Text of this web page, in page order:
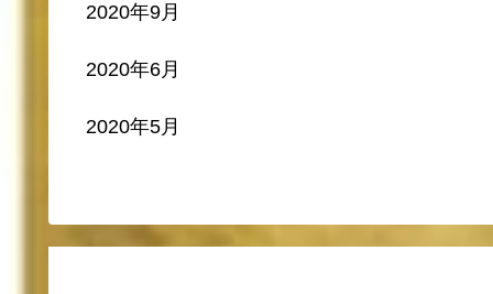
2020年9月
2020年6月
2020年5月